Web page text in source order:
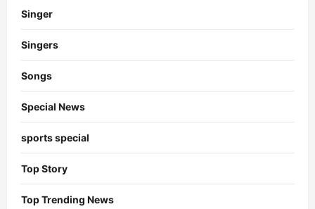
Singer
Singers
Songs
Special News
sports special
Top Story
Top Trending News